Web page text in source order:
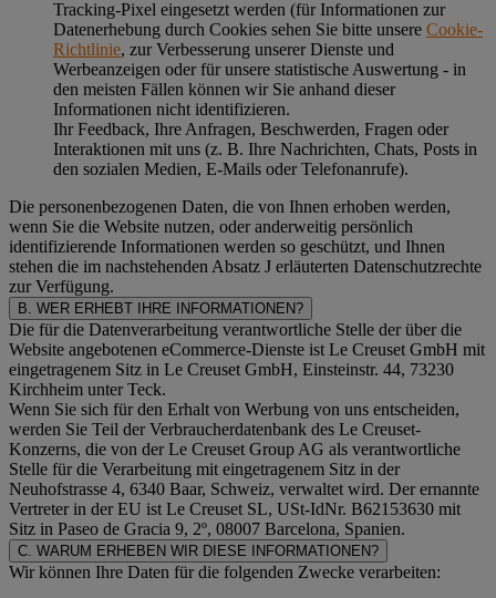
Tracking-Pixel eingesetzt werden (für Informationen zur
Datenerhebung durch Cookies sehen Sie bitte unsere Cookie-
Richtlinie, zur Verbesserung unserer Dienste und
Werbeanzeigen oder für unsere statistische Auswertung - in
den meisten Fällen können wir Sie anhand dieser
Informationen nicht identifizieren.
Ihr Feedback, Ihre Anfragen, Beschwerden, Fragen oder
Interaktionen mit uns (z. B. Ihre Nachrichten, Chats, Posts in
den sozialen Medien, E-Mails oder Telefonanrufe).
Die personenbezogenen Daten, die von Ihnen erhoben werden,
wenn Sie die Website nutzen, oder anderweitig persönlich
identifizierende Informationen werden so geschützt, und Ihnen
stehen die im nachstehenden Absatz J erläuterten Datenschutzrechte
zur Verfügung.
B. WER ERHEBT IHRE INFORMATIONEN?
Die für die Datenverarbeitung verantwortliche Stelle der über die
Website angebotenen eCommerce-Dienste ist Le Creuset GmbH mit
eingetragenem Sitz in Le Creuset GmbH, Einsteinstr. 44, 73230
Kirchheim unter Teck.
Wenn Sie sich für den Erhalt von Werbung von uns entscheiden,
werden Sie Teil der Verbraucherdatenbank des Le Creuset-
Konzerns, die von der Le Creuset Group AG als verantwortliche
Stelle für die Verarbeitung mit eingetragenem Sitz in der
Neuhofstrasse 4, 6340 Baar, Schweiz, verwaltet wird. Der ernannte
Vertreter in der EU ist Le Creuset SL, USt-IdNr. B62153630 mit
Sitz in Paseo de Gracia 9, 2º, 08007 Barcelona, Spanien.
C. WARUM ERHEBEN WIR DIESE INFORMATIONEN?
Wir können Ihre Daten für die folgenden Zwecke verarbeiten: